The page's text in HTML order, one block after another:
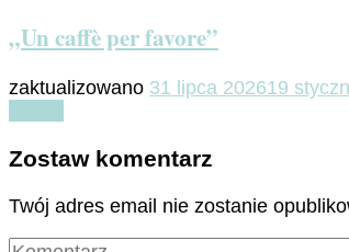
„Un caffè per favore”
zaktualizowano 31 lipca 202619
Zostaw komentarz
Twój adres email nie zostanie